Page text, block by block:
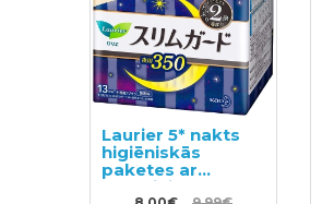
Laurier 5* nakts
higiēniskās
paketes ar
spārniņiem 35cm